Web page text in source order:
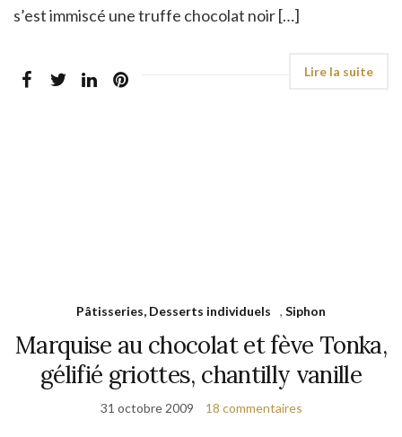
s’est immiscé une truffe chocolat noir […]
Pâtisseries, Desserts individuels , Siphon
Marquise au chocolat et fève Tonka,
gélifié griottes, chantilly vanille
31 octobre 2009 18 commentaires